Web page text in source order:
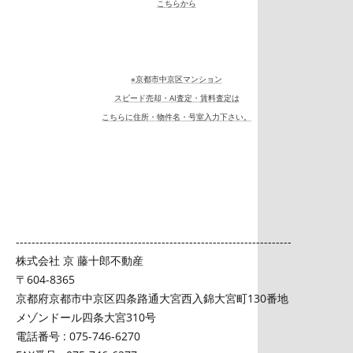
こちらから
※京都市中京区マンション
スピード売却・AI査定・賃料査定は
こちらに住所・物件名・号室入力下さい。
----------------------------------------------------------------------
株式会社 京 藤十郎不動産
〒604-8365
京都府京都市中京区四条路通大宮西入錦大宮町130番地
メゾンドール四条大宮310号
電話番号 : 075-746-6270